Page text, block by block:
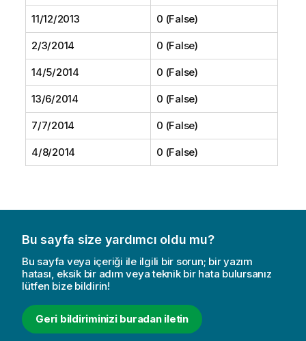
11/12/2013 0 (False)
2/3/2014 0 (False)
14/5/2014 0 (False)
13/6/2014 0 (False)
7/7/2014 0 (False)
4/8/2014 0 (False)
Bu sayfa size yardımcı oldu mu?
Bu sayfa veya içeriği ile ilgili bir sorun; bir yazım
hatası, eksik bir adım veya teknik bir hata bulursanız
lütfen bize bildirin!
Geri bildiriminizi buradan iletin